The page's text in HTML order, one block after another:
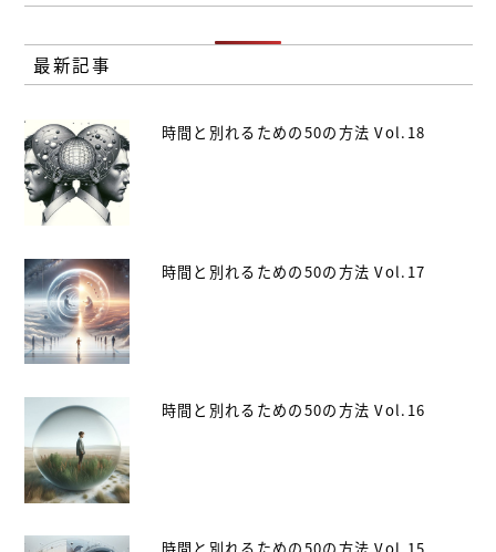
最新記事
時間と別れるための50の方法 Vol.18
時間と別れるための50の方法 Vol.17
時間と別れるための50の方法 Vol.16